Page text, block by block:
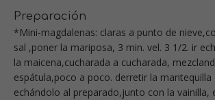
Preparación
*Mini-magdalenas: claras a punto de
sal ,poner la mariposa, 3 min. vel. 3 1/2. ir
la maicena,cucharada a cucharada,
espátula,poco a poco. derretir la
echándolo al preparado,junto con la vainilla,